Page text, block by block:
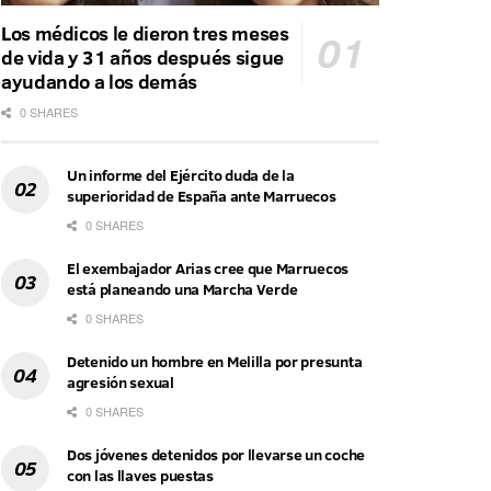
Los médicos le dieron tres meses
de vida y 31 años después sigue
ayudando a los demás
0 SHARES
Un informe del Ejército duda de la
superioridad de España ante Marruecos
0 SHARES
El exembajador Arias cree que Marruecos
está planeando una Marcha Verde
0 SHARES
Detenido un hombre en Melilla por presunta
agresión sexual
0 SHARES
Dos jóvenes detenidos por llevarse un coche
con las llaves puestas